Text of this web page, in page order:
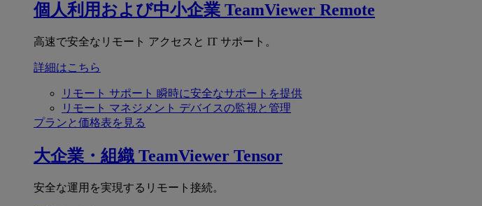
個人利用および中小企業 TeamViewer Remote
高速で安全なリモート アクセスと IT サポート。
詳細はこちら
リモート サポート 瞬時に安全なサポートを提供
リモート マネジメント デバイスの監視と管理
プランと価格表を見る
大企業・組織 TeamViewer Tensor
安全な運用を実現するリモート接続。